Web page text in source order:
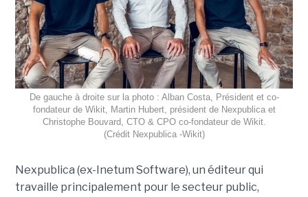
De gauche à droite sur la photo : Alban Costa, Président et co-
fondateur de Wikit, Martin Hubert, président de Nexpublica et
Christophe Bouvard, CTO & CPO co-fondateur de Wikit.
(Crédit Nexpublica -Wikit)
Nexpublica (ex-Inetum Software), un éditeur qui
travaille principalement pour le secteur public,